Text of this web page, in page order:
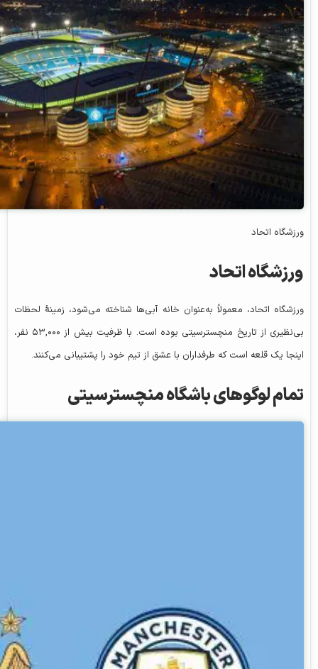
ورزشگاه اتحاد
ورزشگاه اتحاد
ورزشگاه اتحاد، معمولاً به‌عنوان خانه آبی‌ها شناخته می‌شود، زمینهٔ لحظات
بی‌نظیری از تاریخ منچسترسیتی بوده است. با ظرفیت بیش از ۵۳,۰۰۰ نفر،
اینجا یک قلعه است که طرفداران با عشق از تیم خود را پشتیبانی می‌کنند.
تمام لوگوهای باشگاه منچسترسیتی